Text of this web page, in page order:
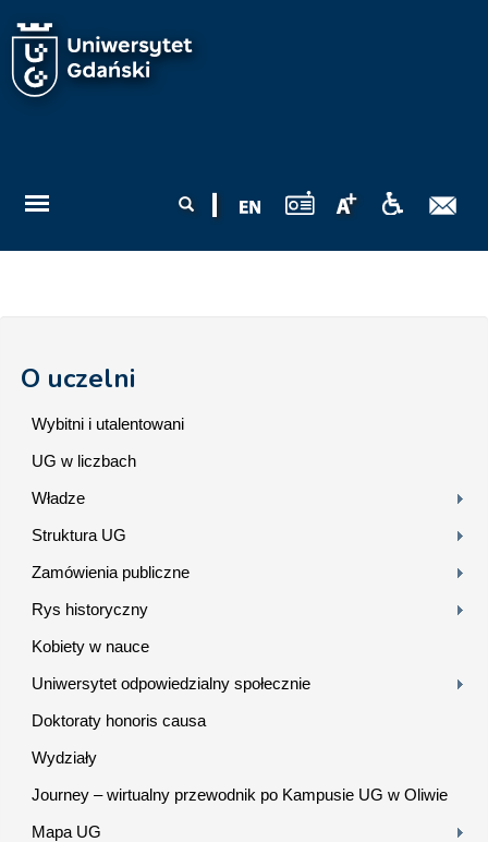
wyszukiwania
O uczelni
Wybitni i utalentowani
UG w liczbach
Władze
Struktura UG
Zamówienia publiczne
Rys historyczny
Kobiety w nauce
Uniwersytet odpowiedzialny społecznie
Doktoraty honoris causa
Wydziały
Journey – wirtualny przewodnik po Kampusie UG w Oliwie
Mapa UG